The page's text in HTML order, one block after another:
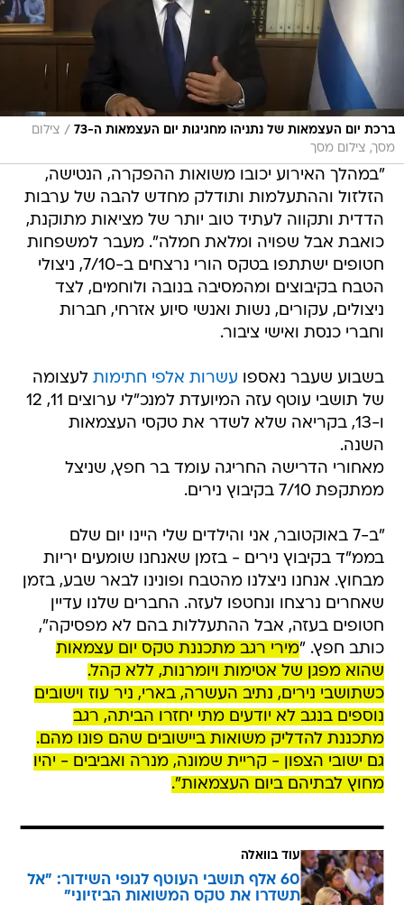
ברכת יום העצמאות של נתניהו מחגיגות יום העצמאות ה-73 / צילום
מסך, צילום מסך
"במהלך האירוע יכובו משואות ההפקרה, הנטישה,
הזלזול וההתעלמות ותודלק מחדש להבה של ערבות
הדדית ותקווה לעתיד טוב יותר של מציאות מתוקנת,
כואבת אבל שפויה ומלאת חמלה". מעבר למשפחות
חטופים ישתתפו בטקס הורי נרצחים ב-7/10, ניצולי
הטבח בקיבוצים ומהמסיבה בנובה ולוחמים, לצד
ניצולים, עקורים, נשות ואנשי סיוע אזרחי, חברות
וחברי כנסת ואישי ציבור.
בשבוע שעבר נאספו עשרות אלפי חתימות לעצומה
של תושבי עוטף עזה המיועדת למנכ"לי ערוצים 11, 12
ו-13, בקריאה שלא לשדר את טקסי העצמאות
השנה.
מאחורי הדרישה החריגה עומד בר חפץ, שניצל
ממתקפת 7/10 בקיבוץ נירים.
"ב-7 באוקטובר, אני והילדים שלי היינו יום שלם
בממ"ד בקיבוץ נירים - בזמן שאנחנו שומעים יריות
מבחוץ. אנחנו ניצלנו מהטבח ופונינו לבאר שבע, בזמן
שאחרים נרצחו ונחטפו לעזה. החברים שלנו עדיין
חטופים בעזה, אבל ההתעללות בהם לא מפסיקה",
כותב חפץ. "מירי רגב מתכננת טקס יום עצמאות
שהוא מפגן של אטימות ויומרנות, ללא קהל.
כשתושבי נירים, נתיב העשרה, בארי, ניר עוז וישובים
נוספים בנגב לא יודעים מתי יחזרו הביתה, רגב
מתכננת להדליק משואות ביישובים שהם פונו מהם.
גם ישובי הצפון - קריית שמונה, מנרה ואביבים - יהיו
מחוץ לבתיהם ביום העצמאות".
עוד בוואלה
60 אלף תושבי העוטף לגופי השידור: "אל
תשדרו את טקס המשואות הביזיוני"